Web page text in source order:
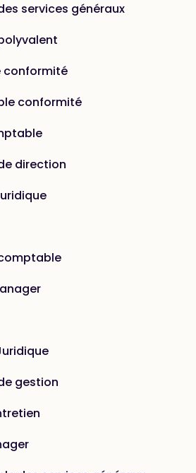
services généraux
conformité
conformité
direction
gestion